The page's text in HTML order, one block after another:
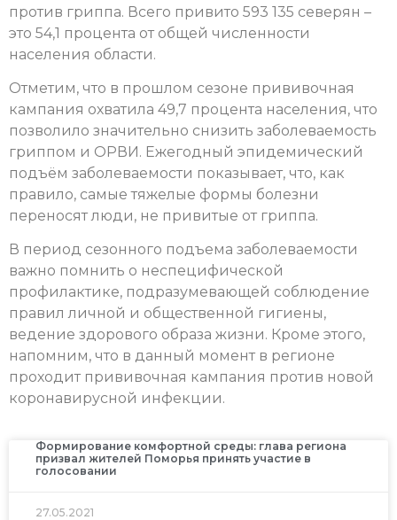
против гриппа. Всего привито 593 135 северян –
это 54,1 процента от общей численности
населения области.
Отметим, что в прошлом сезоне прививочная
кампания охватила 49,7 процента населения, что
позволило значительно снизить заболеваемость
гриппом и ОРВИ. Ежегодный эпидемический
подъём заболеваемости показывает, что, как
правило, самые тяжелые формы болезни
переносят люди, не привитые от гриппа.
В период сезонного подъема заболеваемости
важно помнить о неспецифической
профилактике, подразумевающей соблюдение
правил личной и общественной гигиены,
ведение здорового образа жизни. Кроме этого,
напомним, что в данный момент в регионе
проходит прививочная кампания против новой
коронавирусной инфекции.
Формирование комфортной среды: глава региона
призвал жителей Поморья принять участие в
голосовании
27.05.2021